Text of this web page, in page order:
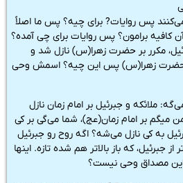
پس روایات? برای چیه؟ پس ما اصلاً
کافیه برامون؟ پس روایات برای چی آمده؟
مکرر بر حضرت زهرا(س) نازل شد و
زهرا(س) پس این چیه؟ اسمش وحی
ملائکه و جبرئیل بر امام زمان نازل
بر امام زمان(عج)، شما می‌گی بر کی
به کی نازل می‌شه؟ اگه روح رو جبرئیل
جبرئیل، که باز بالاتر هم شده تازه. اینها
مصداق وحی نیست؟